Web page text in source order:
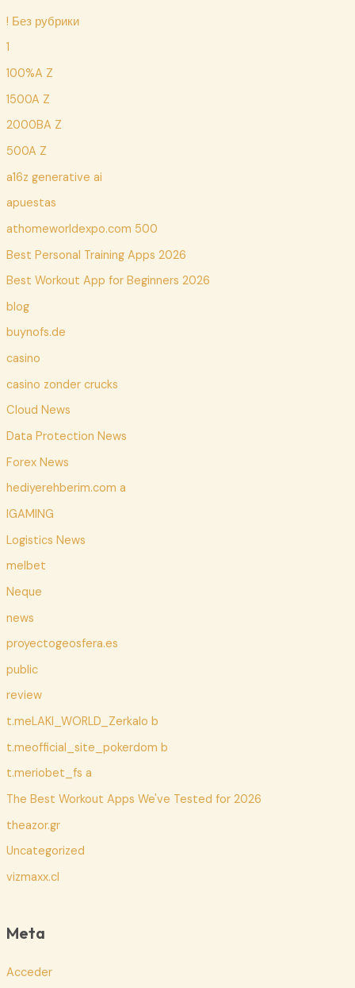
! Без рубрики
1
100%A Z
1500A Z
2000BA Z
500A Z
a16z generative ai
apuestas
athomeworldexpo.com 500
Best Personal Training Apps 2026
Best Workout App for Beginners 2026
blog
buynofs.de
casino
casino zonder crucks
Cloud News
Data Protection News
Forex News
hediyerehberim.com a
IGAMING
Logistics News
melbet
Neque
news
proyectogeosfera.es
public
review
t.meLAKI_WORLD_Zerkalo b
t.meofficial_site_pokerdom b
t.meriobet_fs a
The Best Workout Apps We've Tested for 2026
theazor.gr
Uncategorized
vizmaxx.cl
Meta
Acceder